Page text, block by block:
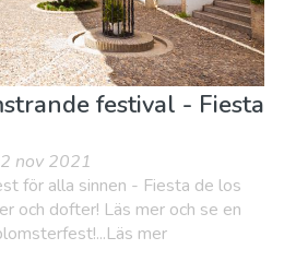
festival - Fiesta
nov 2021
för alla sinnen - Fiesta de los
och dofter! Läs mer och se en
mer